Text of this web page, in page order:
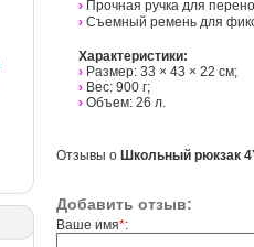
› Прочная ручка для
› Съемный ремень для
Характеристики:
› Размер: 33 × 43 × 22 см;
› Вес: 900 г;
› Объем: 26 л.
Отзывы о Школьный рюкзак
Добавить отзыв:
Ваше имя*: